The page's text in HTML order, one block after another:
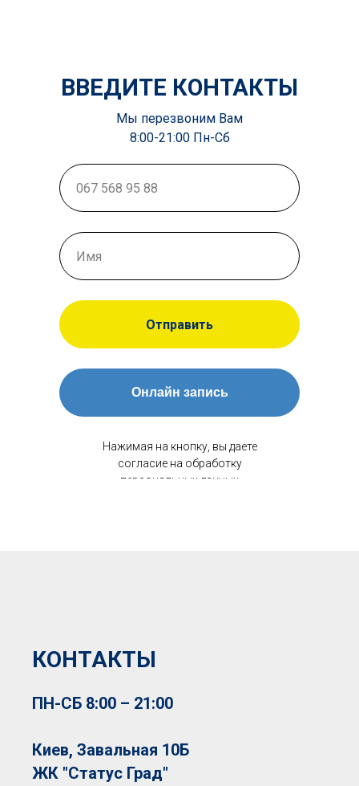
ВВЕДИТЕ КОНТАКТЫ
Отправить
Онлайн запись
Нажимая на кнопку, вы даете
согласие на обработку
персональных данных
Мы перезвоним Вам
8:00-21:00 Пн-Сб
КОНТАКТЫ
ПН-СБ 8:00 – 21:00
Киев, Завальная 10Б
ЖК "Статус Град"